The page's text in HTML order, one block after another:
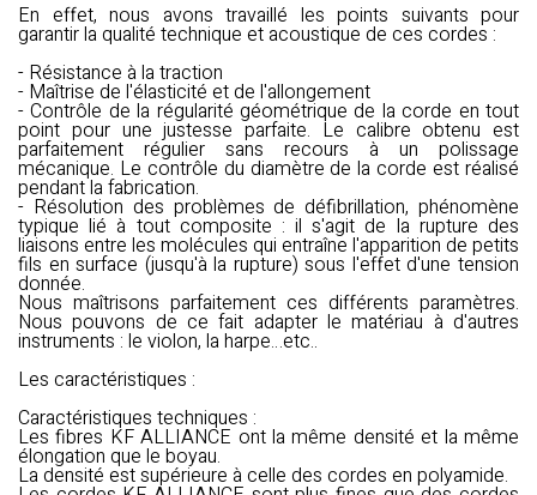
En effet, nous avons travaillé les points suivants pour
garantir la qualité technique et acoustique de ces cordes :
- Résistance à la traction
- Maîtrise de l'élasticité et de l'allongement
- Contrôle de la régularité géométrique de la corde en tout
point pour une justesse parfaite. Le calibre obtenu est
parfaitement régulier sans recours à un polissage
mécanique. Le contrôle du diamètre de la corde est réalisé
pendant la fabrication.
- Résolution des problèmes de défibrillation, phénomène
typique lié à tout composite : il s'agit de la rupture des
liaisons entre les molécules qui entraîne l'apparition de petits
fils en surface (jusqu'à la rupture) sous l'effet d'une tension
donnée.
Nous maîtrisons parfaitement ces différents paramètres.
Nous pouvons de ce fait adapter le matériau à d'autres
instruments : le violon, la harpe…etc..
Les caractéristiques :
Caractéristiques techniques :
Les fibres KF ALLIANCE ont la même densité et la même
élongation que le boyau.
La densité est supérieure à celle des cordes en polyamide.